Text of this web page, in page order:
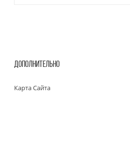
ДОПОЛНИТЕЛЬНО
Карта Сайта